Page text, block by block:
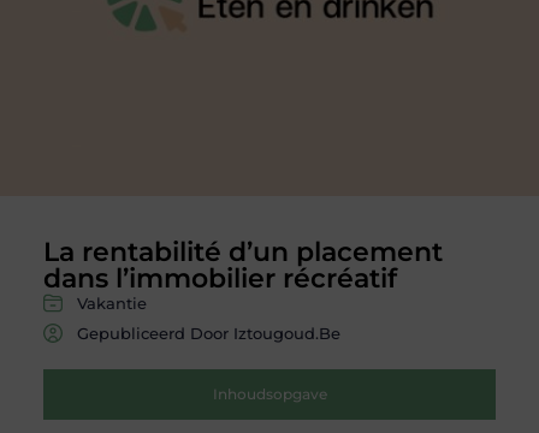
La rentabilité d’un placement
dans l’immobilier récréatif
Vakantie
Gepubliceerd Door Iztougoud.be
Inhoudsopgave